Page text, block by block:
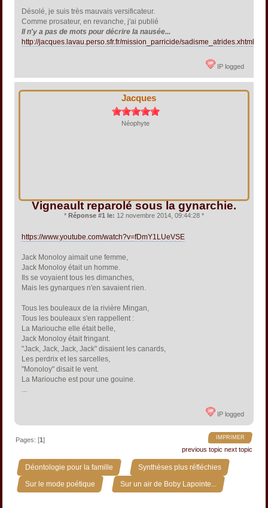
Désolé, je suis très mauvais versificateur.
Comme prosateur, en revanche, j'ai publié
Il n'y a pas de mots pour décrire la nausée...
http://jacques.lavau.perso.sfr.fr/mission_parricide/sadisme_atrides.xhtml
IP logged
Jacques
Néophyte
Vigneault reparolé sous la gynarchie.
* Réponse #1 le: 12 novembre 2014, 09:44:28 *
https://www.youtube.com/watch?v=fDmY1LUeVSE
Jack Monoloy aimait une femme,
Jack Monoloy était un homme.
Ils se voyaient tous les dimanches,
Mais les gynarques n'en savaient rien.
Tous les bouleaux de la rivière Mingan,
Tous les bouleaux s'en rappellent :
La Mariouche elle était belle,
Jack Monoloy était fringant.
"Jack, Jack, Jack, Jack" disaient les canards,
Les perdrix et les sarcelles,
"Monoloy" disait le vent.
La Mariouche est pour une gouine.
IP logged
IMPRIMER
Pages: [1]
previous topic next topic
Déontologie pour la famille » Synthèses plus réfléchies »
Sur le mode poétique » Sur un air de Boby Lapointe...